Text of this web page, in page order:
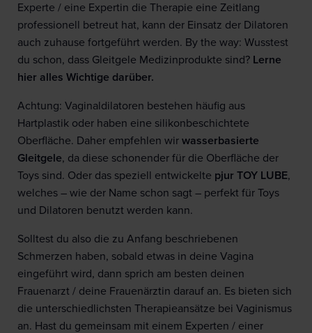
Experte / eine Expertin die Therapie eine Zeitlang
professionell betreut hat, kann der Einsatz der Dilatoren
auch zuhause fortgeführt werden. By the way: Wusstest
du schon, dass Gleitgele Medizinprodukte sind? Lerne
hier alles Wichtige darüber.
Achtung: Vaginaldilatoren bestehen häufig aus
Hartplastik oder haben eine silikonbeschichtete
Oberfläche. Daher empfehlen wir wasserbasierte
Gleitgele, da diese schonender für die Oberfläche der
Toys sind. Oder das speziell entwickelte pjur TOY LUBE,
welches – wie der Name schon sagt – perfekt für Toys
und Dilatoren benutzt werden kann.
Solltest du also die zu Anfang beschriebenen
Schmerzen haben, sobald etwas in deine Vagina
eingeführt wird, dann sprich am besten deinen
Frauenarzt / deine Frauenärztin darauf an. Es bieten sich
die unterschiedlichsten Therapieansätze bei Vaginismus
an. Hast du gemeinsam mit einem Experten / einer